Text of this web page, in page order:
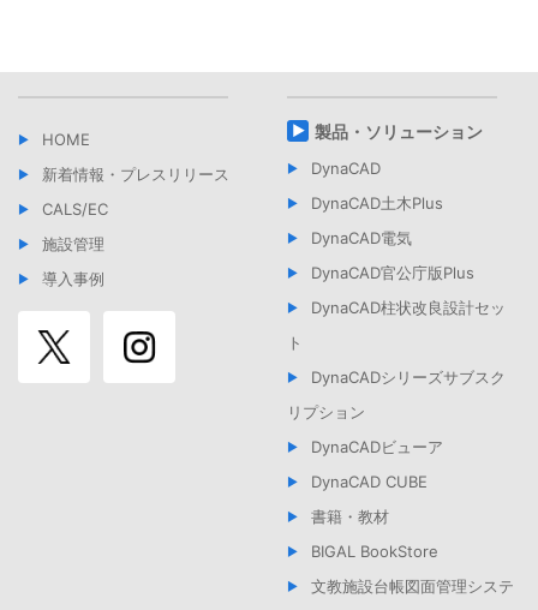
HOME
新着情報・プレスリリース
CALS/EC
施設管理
導入事例
製品・ソリューション
DynaCAD
DynaCAD土木Plus
DynaCAD電気
DynaCAD官公庁版Plus
DynaCAD柱状改良設計セッ
ト
DynaCADシリーズサブスク
リプション
DynaCADビューア
DynaCAD CUBE
書籍・教材
BIGAL BookStore
文教施設台帳図面管理システ